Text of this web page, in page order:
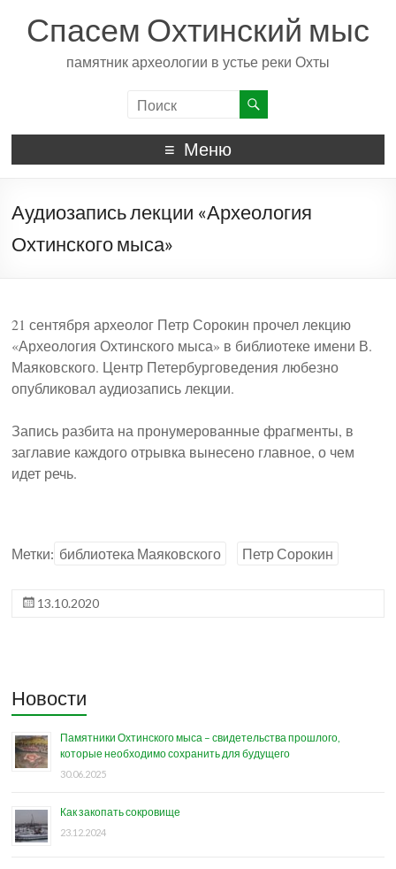
Спасем Охтинский мыс
памятник археологии в устье реки Охты
Меню
Аудиозапись лекции «Археология
Охтинского мыса»
21 сентября археолог Петр Сорокин прочел лекцию
«Археология Охтинского мыса» в библиотеке имени В.
Маяковского. Центр Петербурговедения любезно
опубликовал аудиозапись лекции.
Запись разбита на пронумерованные фрагменты, в
заглавие каждого отрывка вынесено главное, о чем
идет речь.
Метки: библиотека Маяковского Петр Сорокин
13.10.2020
Новости
Памятники Охтинского мыса – свидетельства прошлого,
которые необходимо сохранить для будущего
30.06.2025
Как закопать сокровище
23.12.2024